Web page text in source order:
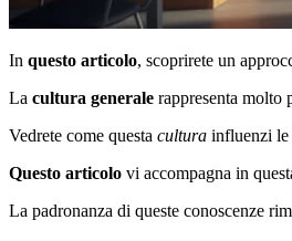
In questo articolo, scoprirete un
La cultura generale rappresenta molto
Vedrete come questa cultura influenzi le
Questo articolo vi accompagna in
La padronanza di queste conoscenze